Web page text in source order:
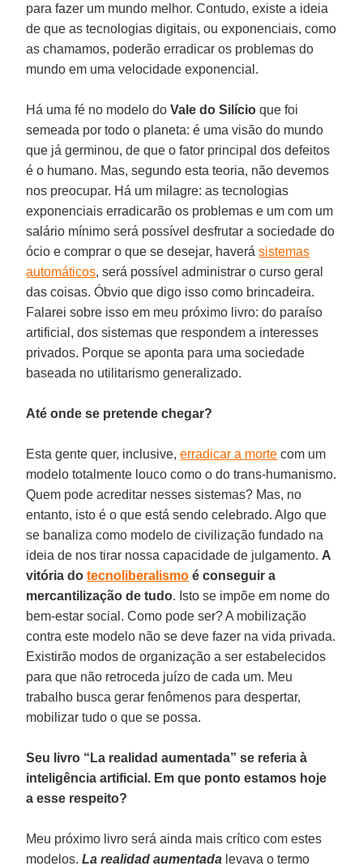
para fazer um mundo melhor. Contudo, existe a ideia
de que as tecnologias digitais, ou exponenciais, como
as chamamos, poderão erradicar os problemas do
mundo em uma velocidade exponencial.
Há uma fé no modelo doVale do Silício que foi
semeada por todo o planeta: é uma visão do mundo
que já germinou, de que o fator principal dos defeitos
é o humano. Mas, segundo esta teoria, não devemos
nos preocupar. Há um milagre: as tecnologias
exponenciais erradicarão os problemas e um com um
salário mínimo será possível desfrutar a sociedade do
ócio e comprar o que se desejar, haverásistemas
automáticos, será possível administrar o curso geral
das coisas. Óbvio que digo isso como brincadeira.
Falarei sobre isso em meu próximo livro: do paraíso
artificial, dos sistemas que respondem a interesses
privados. Porque se aponta para uma sociedade
baseada no utilitarismo generalizado.
Até onde se pretende chegar?
Esta gente quer, inclusive,erradicar a morte com um
modelo totalmente louco como o do trans-humanismo.
Quem pode acreditar nesses sistemas? Mas, no
entanto, isto é o que está sendo celebrado. Algo que
se banaliza como modelo de civilização fundado na
ideia de nos tirar nossa capacidade de julgamento. A
vitória do tecnoliberalismo é conseguir a
mercantilização de tudo. Isto se impõe em nome do
bem-estar social. Como pode ser? A mobilização
contra este modelo não se deve fazer na vida privada.
Existirão modos de organização a ser estabelecidos
para que não retroceda juízo de cada um. Meu
trabalho busca gerar fenômenos para despertar,
mobilizar tudo o que se possa.
Seu livro “La realidad aumentada” se referia à
inteligência artificial. Em que ponto estamos hoje
a esse respeito?
Meu próximo livro será ainda mais crítico com estes
modelos.La realidad aumentada levava o termo